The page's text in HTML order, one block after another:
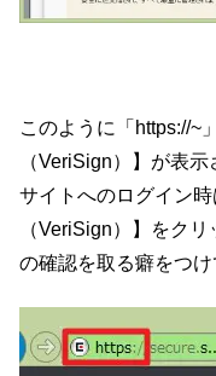
このように「https://~
（VeriSign）】が表
サイトへのログイン
（VeriSign）】をク
の確認を取る癖をつけ